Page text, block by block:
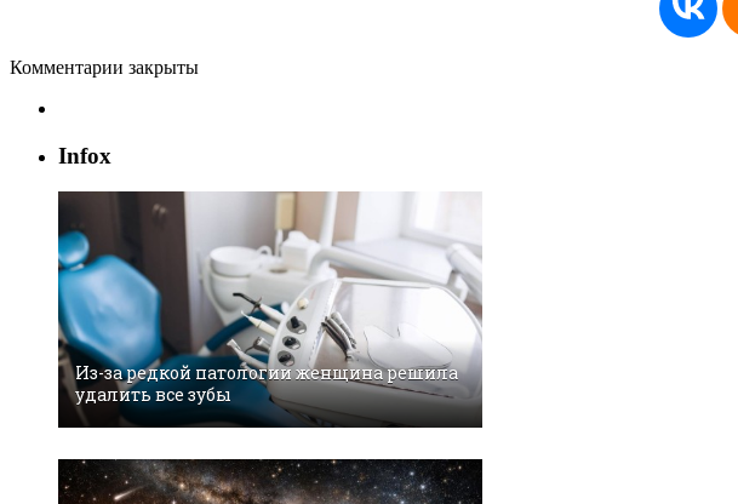
Комментарии закрыты
Infox
Из-за редкой патологии женщина решила
удалить все зубы